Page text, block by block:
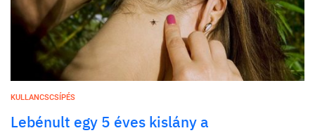
KULLANCSCSÍPÉS
Lebénult egy 5 éves kislány a